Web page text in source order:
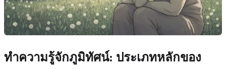
ทำความรู้จักภูมิทัศน์: ประเภทหลักของ